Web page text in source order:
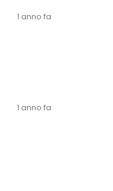
1 anno fa
1 anno fa